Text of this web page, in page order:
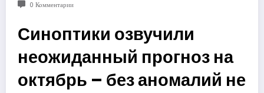
0 Комментарии
Синоптики озвучили
неожиданный прогноз на
октябрь – без аномалий не